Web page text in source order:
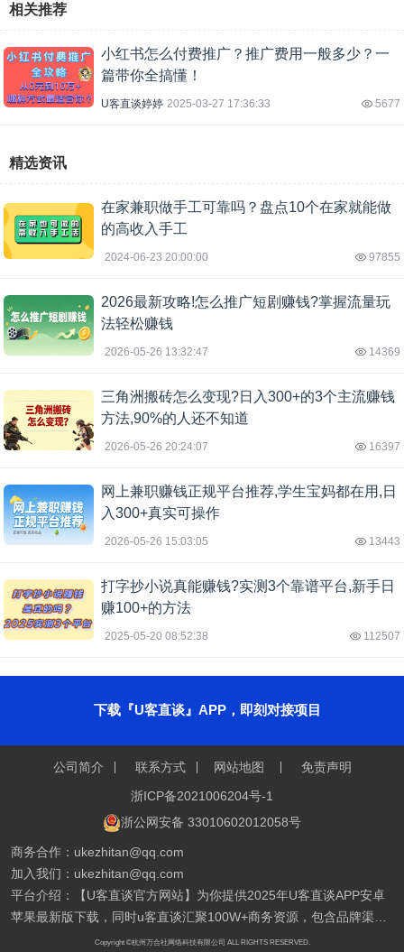
相关推荐
小红书怎么付费推广？推广费用一般多少？一
篇带你全搞懂！
U客直谈婷婷 2025-03-27 17:36:33 5677
精选资讯
在家兼职做手工可靠吗？盘点10个在家就能做
的高收入手工
2024-06-23 20:00:00 97855
2026最新攻略!怎么推广短剧赚钱?掌握流量玩
法轻松赚钱
2026-05-26 13:32:47 14369
三角洲搬砖怎么变现?日入300+的3个主流赚钱
方法,90%的人还不知道
2026-05-26 20:24:07 16397
网上兼职赚钱正规平台推荐,学生宝妈都在用,日
入300+真实可操作
2026-05-26 15:03:05 13443
打字抄小说真能赚钱?实测3个靠谱平台,新手日
赚100+的方法
2025-05-20 08:52:38 112507
下载『U客直谈』APP，即刻对接项目
公司简介 联系方式 网站地图
免责声明
浙ICP备2021006204号-1
浙公网安备 33010602012058号
商务合作：ukezhitan@qq.com
加入我们：ukezhitan@qq.com
平台介绍：【U客直谈官方网站】为你提供2025年U客直谈APP安卓
苹果最新版下载，同时u客直谈汇聚100W+商务资源，包含品牌渠
道、销货渠道、优质甲方、乙方信息、找合伙人、异业合作、地推拉
Copyright ©杭州万合社网络科技有限公司 ALL RIGHTS RESERVED.